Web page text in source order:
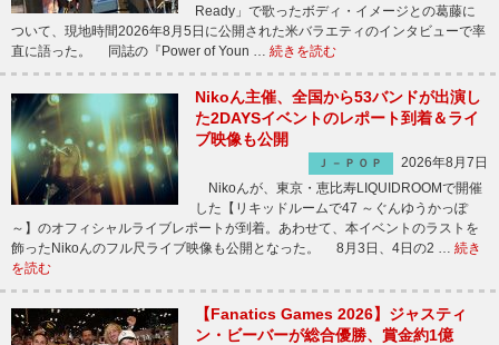
Ready」で歌ったボディ・イメージとの葛藤に
ついて、現地時間2026年8月5日に公開された米バラエティのインタビューで率
直に語った。 同誌の『Power of Youn … 続きを読む
Nikoん主催、全国から53バンドが出演し
た2DAYSイベントのレポート到着＆ライ
ブ映像も公開
Ｊ－ＰＯＰ
2026年8月7日
Nikoんが、東京・恵比寿LIQUIDROOMで開催
した【リキッドルームで47 ～ぐんゆうかっぽ
～】のオフィシャルライブレポートが到着。あわせて、本イベントのラストを
飾ったNikoんのフル尺ライブ映像も公開となった。 8月3日、4日の2 … 続き
を読む
【Fanatics Games 2026】ジャスティ
ン・ビーバーが総合優勝、賞金約1億